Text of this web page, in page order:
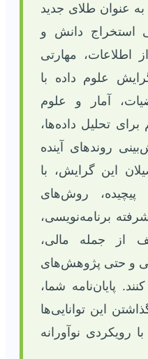
عنوان طلای جدید
استخراج دانش و
مهارتی
علوم داده با
آمار و علوم
تحلیل داده‌ها،
روندهای آینده
این گرایش، با
پیچیده، روش‌های
برنامه‌نویسی،
از جمله مالی،
و حتی پژوهش‌های
پایان‌نامه شما،
این توانایی‌ها
نوآورانه